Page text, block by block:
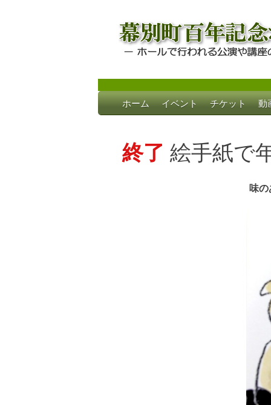
幕別町百年記
ホールで行われる公演や講座のご案内
Skip
to
ホーム イベント チケット 動
終了 絵手紙で
味の